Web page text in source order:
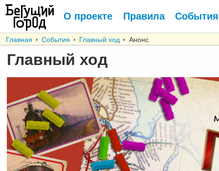
О проекте Правила События
Главная События Главный ход Анонс
Главный ход